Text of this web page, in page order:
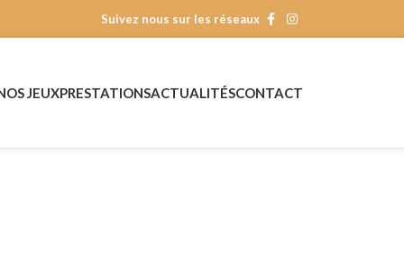
Suivez nous sur les réseaux
JEUXPRESTATIONSACTUALITÉSCONTACT